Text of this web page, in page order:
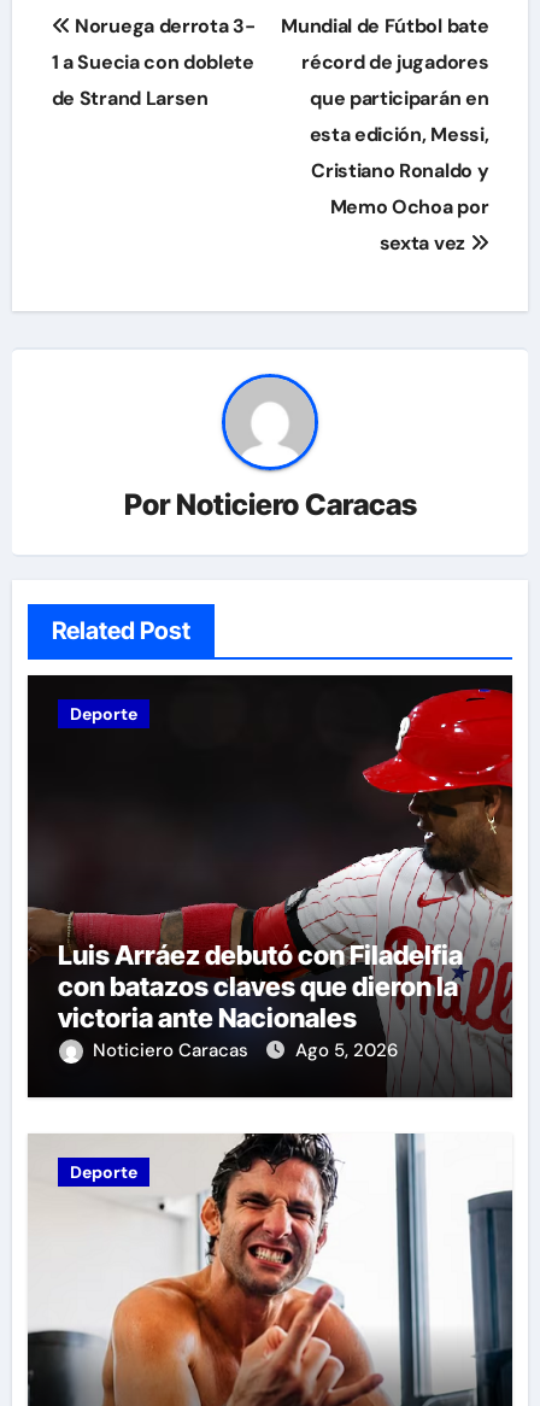
Navegación
de
entradas
Noruega derrota 3-
1 a Suecia con doblete
de Strand Larsen
Mundial de Fútbol bate
récord de jugadores
que participarán en
esta edición, Messi,
Cristiano Ronaldo y
Memo Ochoa por
sexta vez
PorNoticiero Caracas
Related Post
Deporte
Luis Arráez debutó con Filadelfia
con batazos claves que dieron la
victoria ante Nacionales
Noticiero Caracas Ago 5, 2026
Deporte